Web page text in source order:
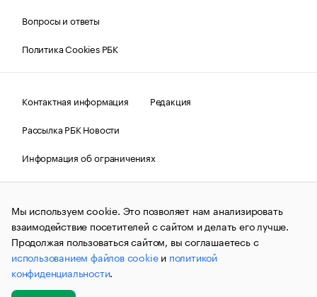
Вопросы и ответы
Политика Cookies РБК
Контактная информация
Редакция
Рассылка РБК Новости
Информация об ограничениях
Правовая информация
О соблюдении авторских прав
© АО «РОСБИЗНЕСКОНСАЛТИНГ»,1995–2026.Сообщения
и материалы информационного агентства «РБК»
(зарегистрировано Федеральной службой по надзору в сфере
связи, информационных технологий и массовых
коммуникаций (Роскомнадзор) 09.12.2015 за номером ИА
№ФС77-63848) сопровождаются пометкой «РБК». Отдельные
публикации могут содержать информацию,
не предназначенную для пользователей
Мы используем cookie. Это позволяет нам анализировать
взаимодействие посетителей с сайтом и делать его лучше.
Продолжая пользоваться сайтом, вы соглашаетесь с
использованием файлов cookieи политикой
конфиденциальности.